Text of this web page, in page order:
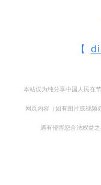
【
本站仅为纯分享中国人民在
网页内容（如有图片或视频
遇有侵害您合法权益